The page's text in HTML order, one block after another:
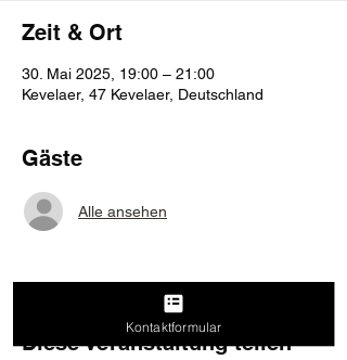
Zeit & Ort
30. Mai 2025, 19:00 – 21:00
Kevelaer, 47 Kevelaer, Deutschland
Gäste
Alle ansehen
Diese Veranstaltung teilen
Kontaktformular